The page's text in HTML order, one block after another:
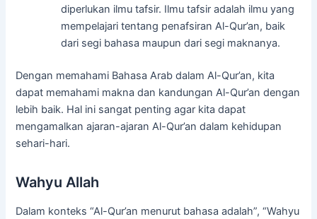
diperlukan ilmu tafsir. Ilmu tafsir adalah ilmu yang
mempelajari tentang penafsiran Al-Qur’an, baik
dari segi bahasa maupun dari segi maknanya.
Dengan memahami Bahasa Arab dalam Al-Qur’an, kita
dapat memahami makna dan kandungan Al-Qur’an dengan
lebih baik. Hal ini sangat penting agar kita dapat
mengamalkan ajaran-ajaran Al-Qur’an dalam kehidupan
sehari-hari.
Wahyu Allah
Dalam konteks “Al-Qur’an menurut bahasa adalah”, “Wahyu